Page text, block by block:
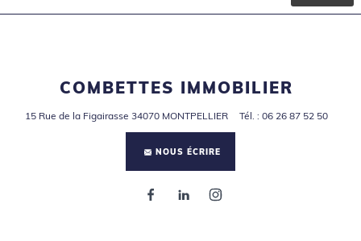
COMBETTES IMMOBILIER
15 Rue de la Figairasse 34070 MONTPELLIER Tél. : 06 26 87 52 50
NOUS ÉCRIRE